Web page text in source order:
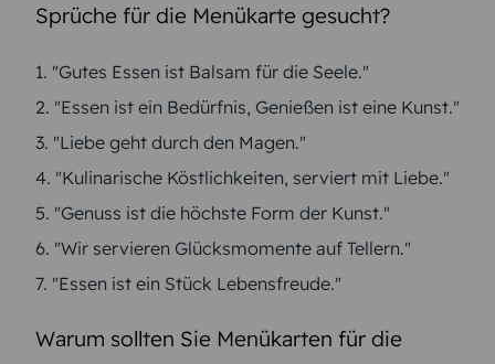
Sprüche für die Menükarte gesucht?
1. "Gutes Essen ist Balsam für die Seele."
2. "Essen ist ein Bedürfnis, Genießen ist eine Kunst."
3. "Liebe geht durch den Magen."
4. "Kulinarische Köstlichkeiten, serviert mit Liebe."
5. "Genuss ist die höchste Form der Kunst."
6. "Wir servieren Glücksmomente auf Tellern."
7. "Essen ist ein Stück Lebensfreude."
Warum sollten Sie Menükarten für die